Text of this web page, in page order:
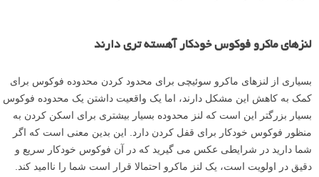
لنزهای ماکرو فوکوس خودکار آهسته تری دارند
بسیاری از لنزهای ماکرو سوئیچی برای محدود کردن محدوده فوکوس برای
کمک به کاهش این مشکل دارند، اما یک واقعیت داشتن یک محدوده فوکوس
بسیار بزرگتر این است که لنز محدوده بسیار بیشتری برای اسکن کردن به
منظور فوکوس خودکار برای قفل کردن دارد. این بدین معنی است که اگر
شما دارید در شرایطی عکس می گیرید که در آن فوکوس خودکار سریع و
دقیق در اولویت است، یک لنز ماکرو احتمالا قرار است شما را ناامید کند.